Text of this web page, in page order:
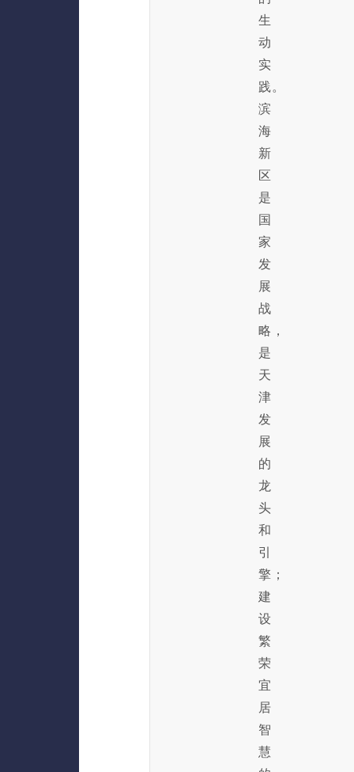
生
动
实
践。
滨
海
新
区
是
国
家
发
展
战
略，
是
天
津
发
展
的
龙
头
和
引
擎；
建
设
繁
荣
宜
居
智
慧